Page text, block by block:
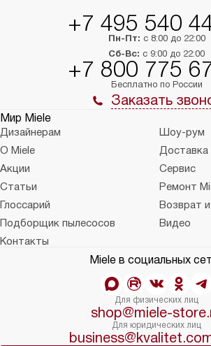
+7 495 540
Пн-Пт: с 8:00 до 22:00
Сб-Вс: с 9:00 до 22:00
+7 800 775
Бесплатно по России
Заказать
Мир Miele
Дизайнерам
Шоу-рум
О Miele
Доставка
Акции
Сервис
Статьи
Ремонт
Глоссарий
Возврат
Подборщик пылесосов
Видео
Контакты
Miele в социальных
Для физических лиц
shop@miele-
Для юридических лиц